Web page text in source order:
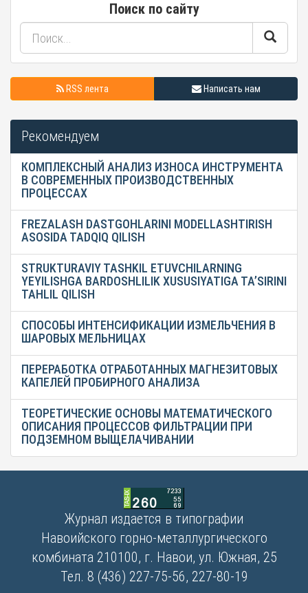
Поиск по сайту
RSS лента Написать нам
Рекомендуем
КОМПЛЕКСНЫЙ АНАЛИЗ ИЗНОСА ИНСТРУМЕНТА
В СОВРЕМЕННЫХ ПРОИЗВОДСТВЕННЫХ
ПРОЦЕССАХ
FREZALASH DASTGOHLARINI MODELLASHTIRISH
ASOSIDA TADQIQ QILISH
STRUKTURAVIY TASHKIL ETUVCHILARNING
YEYILISHGA BARDOSHLILIK XUSUSIYATIGA TA’SIRINI
TAHLIL QILISH
СПОСОБЫ ИНТЕНСИФИКАЦИИ ИЗМЕЛЬЧЕНИЯ В
ШАРОВЫХ МЕЛЬНИЦАХ
ПЕРЕРАБОТКА ОТРАБОТАННЫХ МАГНЕЗИТОВЫХ
КАПЕЛЕЙ ПРОБИРНОГО АНАЛИЗА
ТЕОРЕТИЧЕСКИЕ ОСНОВЫ МАТЕМАТИЧЕСКОГО
ОПИСАНИЯ ПРОЦЕССОВ ФИЛЬТРАЦИИ ПРИ
ПОДЗЕМНОМ ВЫЩЕЛАЧИВАНИИ
Журнал издается в типографии
Навоийского горно-металлургического
комбината 210100, г. Навои, ул. Южная, 25
Тел. 8 (436) 227-75-56, 227-80-19